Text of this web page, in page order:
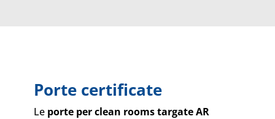
Porte certificate
Le porte per clean rooms targate AR